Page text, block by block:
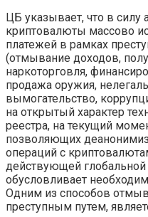
ЦБ указывает, что в силу
криптовалюты массово
платежей в рамках
(отмывание доходов,
наркоторговля,
продажа оружия,
вымогательство,
на открытый характер
реестра, на текущий
позволяющих
операций с
действующей
обусловливает
Одним из способов
преступным путем,